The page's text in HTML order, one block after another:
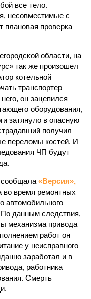
все тело.
несовместимые с
плановая проверка
области, на
так же произошел
котельной
транспортер
он зацепился
оборудования,
затянуло в опасную
получил
переломы костей. И
ЧП будут
сообщала «Версия»,
во время ремонтных
автомобильного
По данным следствия,
механизма привода
работ он
у неисправного
заработал и в
работника
Смерть